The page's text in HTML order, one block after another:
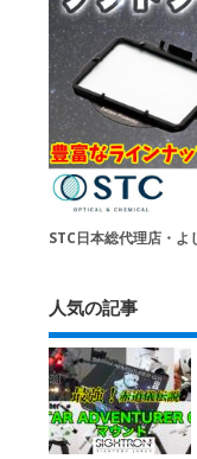
STC日本総代理店・
人気の記事